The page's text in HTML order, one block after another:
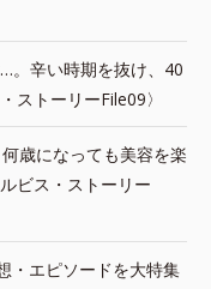
。辛い時期を抜け、40
ストーリーFile09〉
歳になっても美容を楽
ビス・ストーリー
・エピソードを大特集